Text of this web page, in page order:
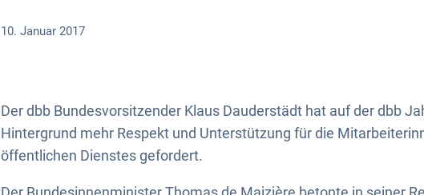
10. Januar 2017
Der dbb Bundesvorsitzender Klaus Dauderstädt hat auf der dbb
Hintergrund mehr Respekt und Unterstützung für die
öffentlichen Dienstes gefordert.